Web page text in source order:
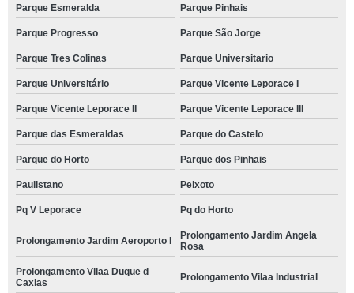
Parque Esmeralda Parque Pinhais
Parque Progresso Parque São Jorge
Parque Tres Colinas Parque Universitario
Parque Universitário Parque Vicente Leporace I
Parque Vicente Leporace II Parque Vicente Leporace III
Parque das Esmeraldas Parque do Castelo
Parque do Horto Parque dos Pinhais
Paulistano Peixoto
Pq V Leporace Pq do Horto
Prolongamento Jardim Aeroporto I
Prolongamento Jardim Angela
Rosa
Prolongamento Vilaa Duque d
Caxias
Prolongamento Vilaa Industrial